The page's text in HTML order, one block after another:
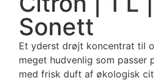
Sonett
Et yderst drøjt koncentrat til
meget hudvenlig som passer
med frisk duft af økologisk